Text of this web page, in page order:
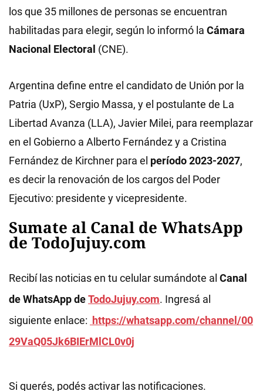
los que 35 millones de personas se encuentran
habilitadas para elegir, según lo informó la Cámara
Nacional Electoral (CNE).
Argentina define entre el candidato de Unión por la
Patria (UxP), Sergio Massa, y el postulante de La
Libertad Avanza (LLA), Javier Milei, para reemplazar
en el Gobierno a Alberto Fernández y a Cristina
Fernández de Kirchner para el período 2023-2027,
es decir la renovación de los cargos del Poder
Ejecutivo: presidente y vicepresidente.
Sumate al Canal de WhatsApp
de TodoJujuy.com
Recibí las noticias en tu celular sumándote al Canal
de WhatsApp deTodoJujuy.com. Ingresá al
siguiente enlace: https://whatsapp.com/channel/00
29VaQ05Jk6BIErMlCL0v0j
Si querés, podés activar las notificaciones.